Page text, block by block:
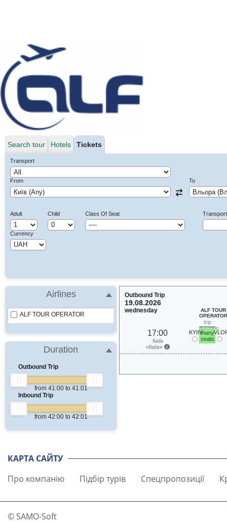
Search tour Hotels Tickets
Transport
From To
Adult Child Class Of Seat
Currency
Airlines
ALF TOUR OPERATOR
Duration
Outbound Trip
from 41:00to 41:01
Inbound Trip
from 42:00to 42:01
Outbound Trip
19.08.2026
wednesday
17:00
Київ
«Київ»
KYIIV
ALF TOUR
OPERATOR
trip
duration
41 h.
many
seats
КАРТА САЙТУ
Про компанію
Підбір турів Спецпропозиції
© SAMO-Soft